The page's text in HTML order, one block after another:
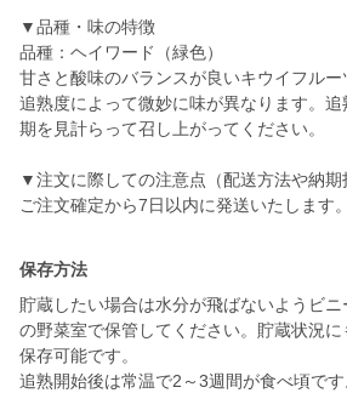
▼品種・味の特徴
品種：ヘイワード（緑色）
甘さと酸味のバランスが良いキウイフルー
追熟度によって微妙に味が異なります。
期を見計らって召し上がってください。
▼注文に際しての注意点（配送方法や納期
ご注文確定から7日以内に発送いたします。
保存方法
貯蔵したい場合は水分が飛ばないようビ
の野菜室で保管してください。貯蔵状況
保存可能です。
追熟開始後は常温で2～3週間が食べ頃で